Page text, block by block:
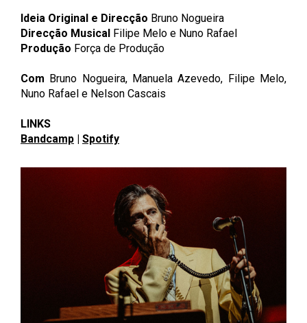
Ideia Original e Direcção Bruno Nogueira
Direcção Musical Filipe Melo e Nuno Rafael
Produção Força de Produção
Com Bruno Nogueira, Manuela Azevedo, Filipe Melo,
Nuno Rafael e Nelson Cascais
LINKS
Bandcamp
Spotify